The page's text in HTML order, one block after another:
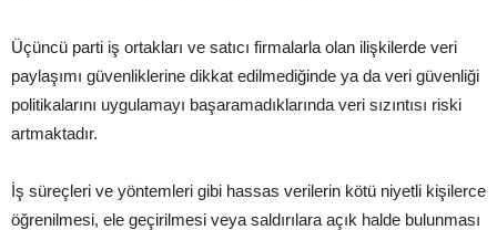
Üçüncü parti iş ortakları ve satıcı firmalarla olan ilişkilerde veri
paylaşımı güvenliklerine dikkat edilmediğinde ya da veri güvenliği
politikalarını uygulamayı başaramadıklarında veri sızıntısı riski
artmaktadır.
İş süreçleri ve yöntemleri gibi hassas verilerin kötü niyetli kişilerce
öğrenilmesi, ele geçirilmesi veya saldırılara açık halde bulunması